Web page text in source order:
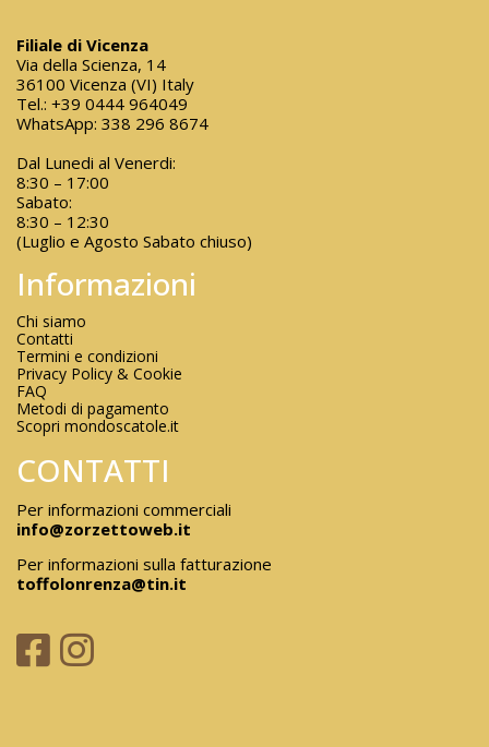
Filiale di Vicenza
Via della Scienza, 14
36100 Vicenza (VI) Italy
Tel.: +39 0444 964049
WhatsApp: 338 296 8674
Dal Lunedi al Venerdi:
8:30 – 17:00
Sabato:
8:30 – 12:30
(Luglio e Agosto Sabato chiuso)
Informazioni
Chi siamo
Contatti
Termini e condizioni
Privacy Policy & Cookie
FAQ
Metodi di pagamento
Scopri mondoscatole.it
CONTATTI
Per informazioni commerciali
info@zorzettoweb.it
Per informazioni sulla fatturazione
toffolonrenza@tin.it